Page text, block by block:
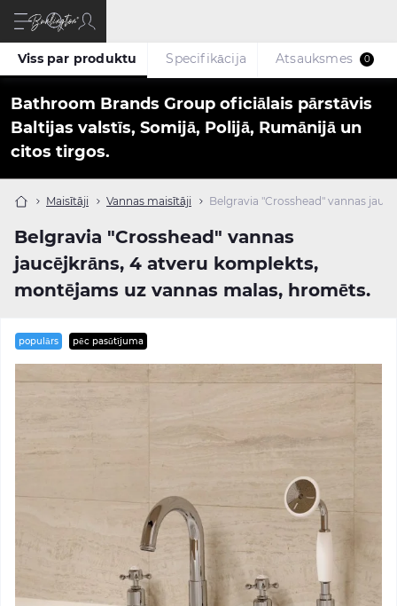
Bathroom Brands Group oficiālais pārstāvis
Baltijas valstīs, Somijā, Polijā, Rumānijā un
citos tirgos.
Maisītāji Vannas maisītāji Belgravia "Crosshead" vannas
Belgravia "Crosshead" vannas
jaucējkrāns, 4 atveru komplekts,
montējams uz vannas malas, hromēts.
Viss par produktu Specifikācija Atsauksmes 0
populārs pēc pasūtījuma